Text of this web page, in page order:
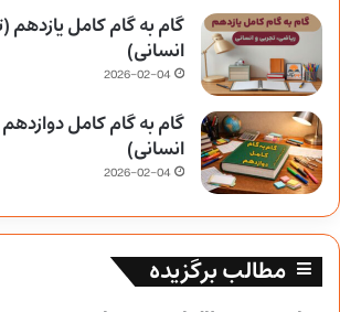
گام به گام کامل یازدهم
انسانی)
2026-02-04
گام به گام کامل
انسانی)
2026-02-04
مطالب برگزیده